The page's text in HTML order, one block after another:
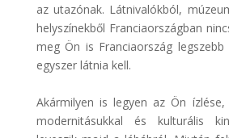
az utazónak. Látnivalókból,
helyszínekből Franciaországban
meg Ön is Franciaország
egyszer látnia kell.
Akármilyen is legyen az Ön
modernitásukkal és kulturális